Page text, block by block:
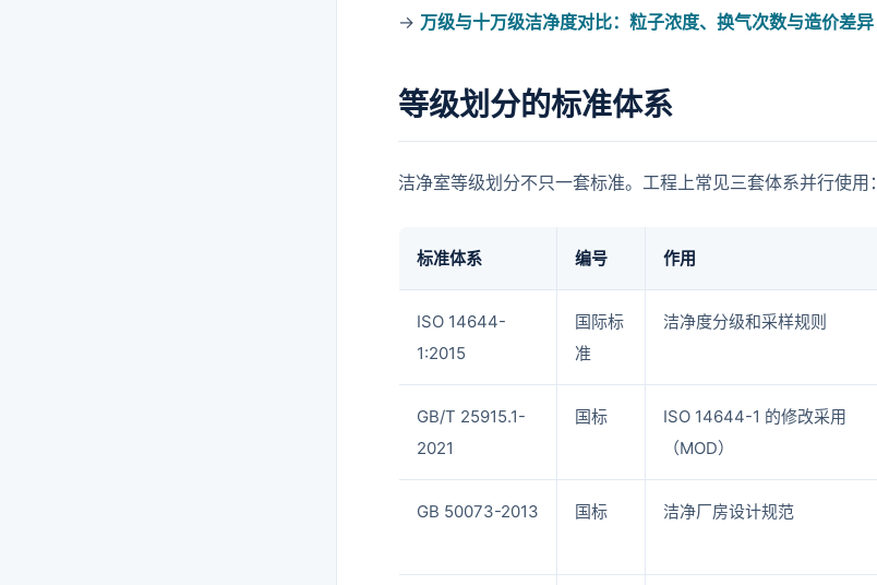
→ 万级与十万级洁净度对比：粒子浓度、换气次数与造价差异
等级划分的标准体系
洁净室等级划分不只一套标准。工程上常见三套体系并行使用：
标准体系 编号 作用
ISO 14644-
1:2015
国际标
准
洁净度分级和采样规则
GB/T 25915.1-
2021
国标
ISO 14644-1 的修改采用
（MOD）
GB 50073-2013 国标 洁净厂房设计规范